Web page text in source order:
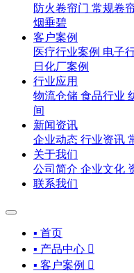
防火卷帘门 常规卷
烟垂碧
客户案例
医疗行业案例 电子
日化厂案例
行业应用
物流仓储 食品行业
间
新闻资讯
企业动态 行业资讯
关于我们
公司简介 企业文化
联系我们
▪ 首页
▪ 产品中心 
▪ 客户案例 